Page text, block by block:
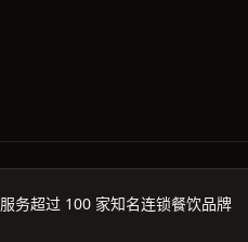
服务超过 100 家知名连锁餐饮品牌